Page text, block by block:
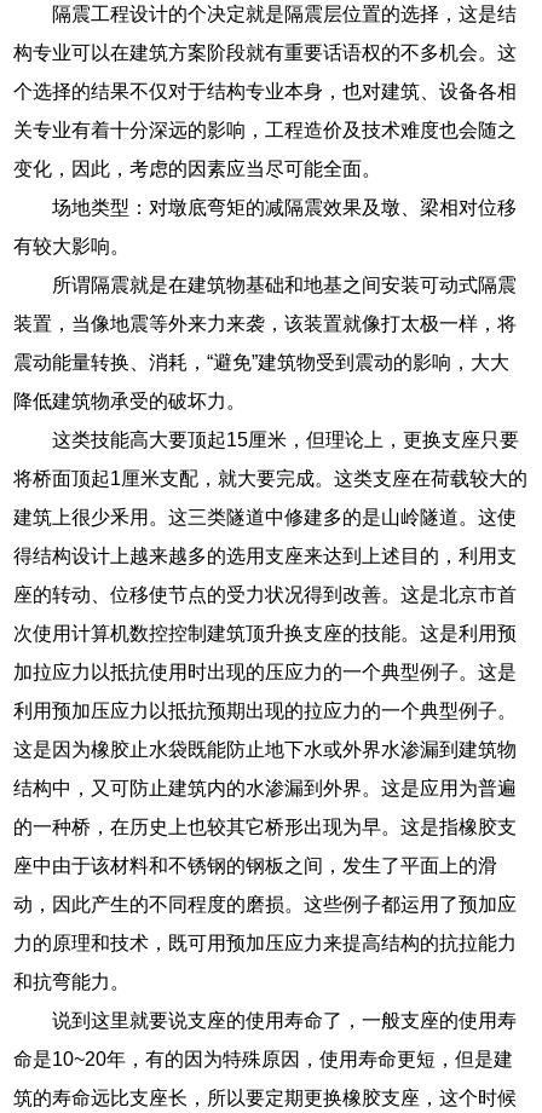
隔震工程设计的个决定就是隔震层位置的选择，这是结
构专业可以在建筑方案阶段就有重要话语权的不多机会。这
个选择的结果不仅对于结构专业本身，也对建筑、设备各相
关专业有着十分深远的影响，工程造价及技术难度也会随之
变化，因此，考虑的因素应当尽可能全面。
场地类型：对墩底弯矩的减隔震效果及墩、梁相对位移
有较大影响。
所谓隔震就是在建筑物基础和地基之间安装可动式隔震
装置，当像地震等外来力来袭，该装置就像打太极一样，将
震动能量转换、消耗，“避免”建筑物受到震动的影响，大大
降低建筑物承受的破坏力。
这类技能高大要顶起15厘米，但理论上，更换支座只要
将桥面顶起1厘米支配，就大要完成。这类支座在荷载较大的
建筑上很少釆用。这三类隧道中修建多的是山岭隧道。这使
得结构设计上越来越多的选用支座来达到上述目的，利用支
座的转动、位移使节点的受力状况得到改善。这是北京市首
次使用计算机数控控制建筑顶升换支座的技能。这是利用预
加拉应力以抵抗使用时出现的压应力的一个典型例子。这是
利用预加压应力以抵抗预期出现的拉应力的一个典型例子。
这是因为橡胶止水袋既能防止地下水或外界水渗漏到建筑物
结构中，又可防止建筑内的水渗漏到外界。这是应用为普遍
的一种桥，在历史上也较其它桥形出现为早。这是指橡胶支
座中由于该材料和不锈钢的钢板之间，发生了平面上的滑
动，因此产生的不同程度的磨损。这些例子都运用了预加应
力的原理和技术，既可用预加压应力来提高结构的抗拉能力
和抗弯能力。
说到这里就要说支座的使用寿命了，一般支座的使用寿
命是10~20年，有的因为特殊原因，使用寿命更短，但是建
筑的寿命远比支座长，所以要定期更换橡胶支座，这个时候